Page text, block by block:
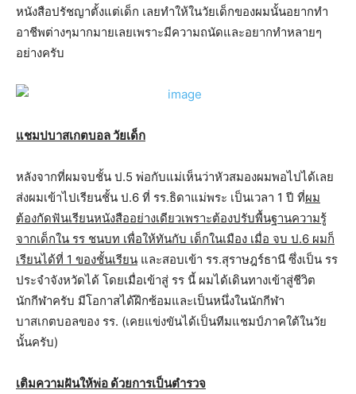
หนังสือปรัชญาตั้งแต่เด็ก เลยทำให้ในวัยเด็กของผมนั้นอยากทำ
อาชีพต่างๆมากมายเลยเพราะมีความถนัดและอยากทำหลายๆ
อย่างครับ
แชมปบาสเกตบอล วัยเด็ก
หลังจากที่ผมจบชั้น ป.5 พ่อกับแม่เห็นว่าหัวสมองผมพอไปได้เลย
ส่งผมเข้าไปเรียนชั้น ป.6 ที่ รร.ธิดาแม่พระ เป็นเวลา 1 ปี ที่ผม
ต้องกัดฟันเรียนหนังสืออย่างเดียวเพราะต้องปรับพื้นฐานความรู้
จากเด็กใน รร ชนบท เพื่อให้ทันกับ เด็กในเมือง เมื่อ จบ ป.6 ผมก็
เรียนได้ที่ 1 ของชั้นเรียน และสอบเข้า รร.สุราษฎร์ธานี ซึ่งเป็น รร
ประจำจังหวัดได้ โดยเมื่อเข้าสู่ รร นี้ ผมได้เดินทางเข้าสู่ชีวิต
นักกีฬาครับ มีโอกาสได้ฝึกซ้อมและเป็นหนึ่งในนักกีฬา
บาสเกตบอลของ รร. (เคยแข่งขันได้เป็นทีมแชมป์ภาคใต้ในวัย
นั้นครับ)
เติมความฝันให้พ่อ ด้วยการเป็นตำรวจ